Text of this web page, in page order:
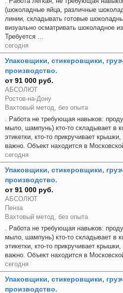
(шоколадные яйца, различные
линии, складывать готовые
визуально осматривать шоколадное
Требуется ...
сегодня
Упаковщики, стикеровщики,
производство.
от 91 000 руб.
АБСОЛЮТ
Ростов-на-Дону
Вахтовый метод, без опыта
. Работа не требующая навыков:
мыло, шампунь) кто-то складывает в
этикетки, кто-то прикручивает
важно. Объект находится в
сегодня
Упаковщики, стикеровщики,
производство.
от 91 000 руб.
АБСОЛЮТ
Пенза
Вахтовый метод, без опыта
. Работа не требующая навыков:
мыло, шампунь) кто-то складывает в
этикетки, кто-то прикручивает
важно. Объект находится в
сегодня
Упаковщики, стикеровщики,
производство.